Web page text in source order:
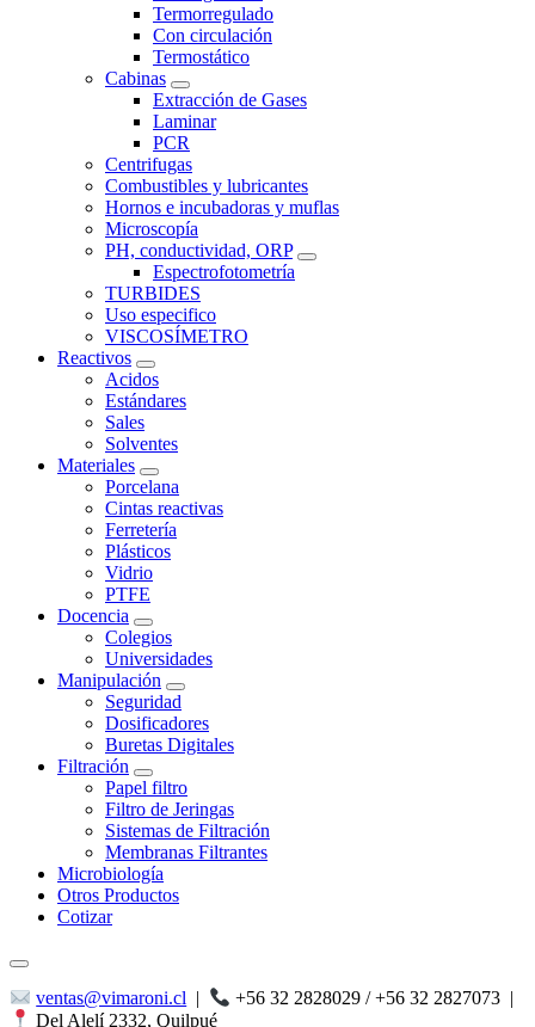
Termorregulado
Con circulación
Termostático
Cabinas
Extracción de Gases
Laminar
PCR
Centrifugas
Combustibles y lubricantes
Hornos e incubadoras y muflas
Microscopía
PH, conductividad, ORP
Espectrofotometría
TURBIDES
Uso especifico
VISCOSÍMETRO
Reactivos
Acidos
Estándares
Sales
Solventes
Materiales
Porcelana
Cintas reactivas
Ferretería
Plásticos
Vidrio
PTFE
Docencia
Colegios
Universidades
Manipulación
Seguridad
Dosificadores
Buretas Digitales
Filtración
Papel filtro
Filtro de Jeringas
Sistemas de Filtración
Membranas Filtrantes
Microbiología
Otros Productos
Cotizar
ventas@vimaroni.cl | +56 32 2828029 / +56 32 2827073 |
Del Alelí 2332, Quilpué